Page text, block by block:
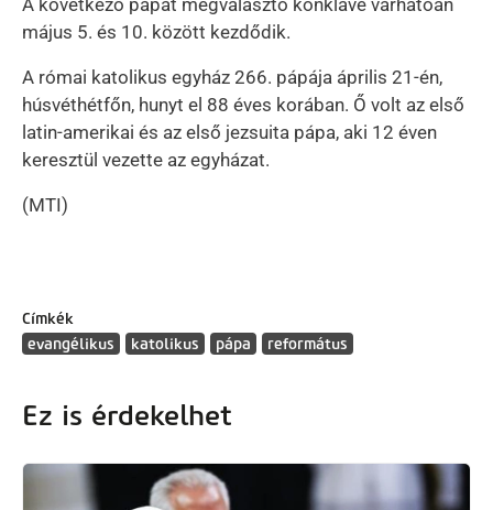
május 5. és 10. között kezdődik.
A római katolikus egyház 266. pápája április 21-én,
húsvéthétfőn, hunyt el 88 éves korában. Ő volt az első
latin-amerikai és az első jezsuita pápa, aki 12 éven
keresztül vezette az egyházat.
(MTI)
Címkék
evangélikus
katolikus pápa református
Ez is érdekelhet